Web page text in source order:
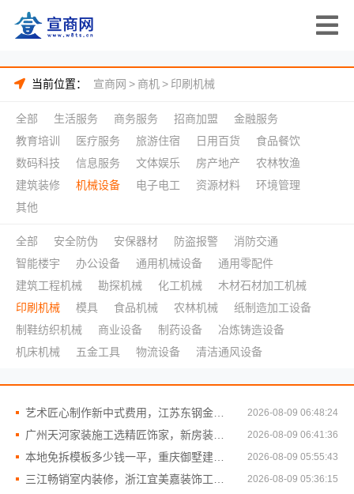
当前位置： 宣商网 > 商机> 印刷机械
全部 生活服务 商务服务 招商加盟
金融服务
教育培训
医疗服务 旅游住宿 日用百货
食品餐饮
数码科技
信息服务 文体娱乐 房产地产
农林牧渔
建筑装修
机械设备 电子电工 资源材料
环境管理
其他
全部 安全防伪 安保器材 防盗报警
消防交通
智能楼宇
办公设备 通用机械设备
通用零配件
建筑工程机械
勘探机械 化工机械
木材石材加工机械
印刷机械
模具 食品机械 农林机械
纸制造加工设备
制鞋纺织机械
商业设备 制药设备
冶炼铸造设备
机床机械
五金工具 物流设备 清洁通风设备
2026-08-09 06:48:24
2026-08-09 06:41:36
2026-08-09 05:55:43
2026-08-09 05:36:15